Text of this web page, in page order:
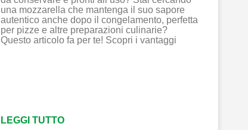
una mozzarella che mantenga il suo sapore
autentico anche dopo il congelamento, perfetta
per pizze e altre preparazioni culinarie?
Questo articolo fa per te! Scopri i vantaggi
LEGGI TUTTO